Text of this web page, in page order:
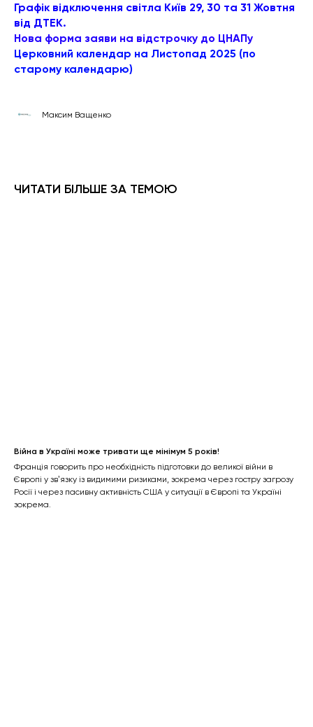
Графік відключення світла Київ 29, 30 та 31 Жовтня
від ДТЕК.
Нова форма заяви на відстрочку до ЦНАПу
Церковний календар на Листопад 2025 (по
старому календарю)
Максим Ващенко
ЧИТАТИ БІЛЬШЕ ЗА ТЕМОЮ
Війна в Україні може тривати ще мінімум 5 років!
Франція говорить про необхідність підготовки до великої війни в
Європі у звʼязку із видимими ризиками, зокрема через гостру загрозу
Росії і через пасивну активність США у ситуації в Європі та Україні
зокрема.